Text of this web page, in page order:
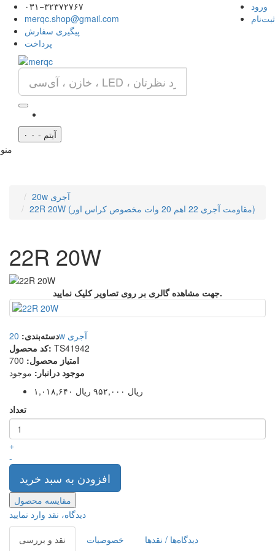
۰۳۱−۳۲۳۷۲۷۶۷
merqc.shop@gmail.com
پیگیری سفارش
پرداخت
ورود
ثبت‌نام
۰ آیتم - ۰
منو
20w آجری
22R 20W (مقاومت آجری 22 اهم 20 وات مخصوص کراس اور)
22R 20W
جهت مشاهده گالری بر روی تصاویر کلیک نمایید.
دسته‌بندی:
20w آجری
کد محصول: TS41942
امتیاز محصول: 700
موجود درانبار: موجود
۱,۰۱۸,۶۴۰ ریال ۹۵۲,۰۰۰ ریال
تعداد
+
-
افزودن به سبد خرید
مقایسه محصول
دیدگاه، نقد وارد نمایید
نقد و بررسی خصوصیات دیدگاه‌ها / نقدها